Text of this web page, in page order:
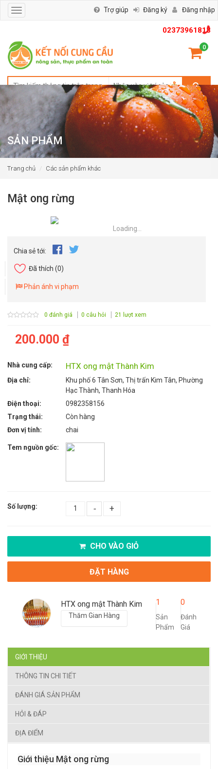
02373961818
0
Toggle
navigation
Trợ giúp Đăng ký Đăng nhập
SẢN PHẨM
Trang chủ Các sản phẩm khác
Mật ong rừng
Loading...
Chia sẻ tới:
Đã thích (0)
Phản ánh vi phạm
0 đánh giá 0 câu hỏi 21 lượt xem
200.000 ₫
Nhà cung cấp: HTX ong mật Thành Kim
Địa chỉ:
Khu phố 6 Tân Sơn, Thị trấn Kim Tân, Phường
Hạc Thành, Thanh Hóa
Điện thoại:
0982358156
Trạng thái:
Còn hàng
Đơn vị tính:
chai
Tem nguồn gốc:
Số lượng: - +
CHO VÀO GIỎ
ĐẶT HÀNG
HTX ong mật Thành Kim
Thăm Gian Hàng
1
Sản
Phẩm
0
Đánh
Giá
GIỚI THIỆU
THÔNG TIN CHI TIẾT
ĐÁNH GIÁ SẢN PHẨM
HỎI & ĐÁP
ĐỊA ĐIỂM
Giới thiệu Mật ong rừng